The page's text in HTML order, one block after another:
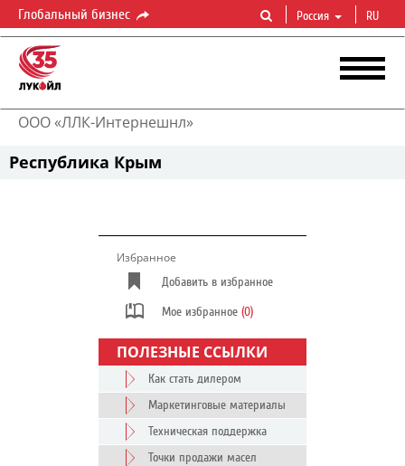
Глобальный бизнес Россия RU
ООО «ЛЛК-Интернешнл»
Республика Крым
Избранное
Добавить в избранное
Мое избранное (0)
ПОЛЕЗНЫЕ ССЫЛКИ
Как стать дилером
Маркетинговые материалы
Техническая поддержка
Точки продажи масел